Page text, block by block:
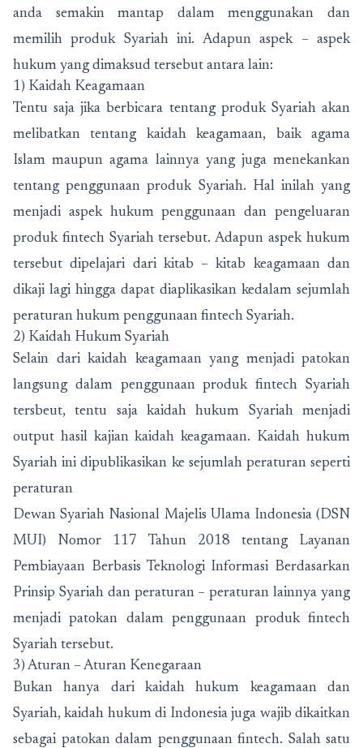
anda semakin mantap dalam menggunakan dan
memilih produk Syariah ini. Adapun aspek – aspek
hukum yang dimaksud tersebut antara lain:
1) Kaidah Keagamaan
Tentu saja jika berbicara tentang produk Syariah akan
melibatkan tentang kaidah keagamaan, baik agama
Islam maupun agama lainnya yang juga menekankan
tentang penggunaan produk Syariah. Hal inilah yang
menjadi aspek hukum penggunaan dan pengeluaran
produk fintech Syariah tersebut. Adapun aspek hukum
tersebut dipelajari dari kitab – kitab keagamaan dan
dikaji lagi hingga dapat diaplikasikan kedalam sejumlah
peraturan hukum penggunaan fintech Syariah.
2) Kaidah Hukum Syariah
Selain dari kaidah keagamaan yang menjadi patokan
langsung dalam penggunaan produk fintech Syariah
tersbeut, tentu saja kaidah hukum Syariah menjadi
output hasil kajian kaidah keagamaan. Kaidah hukum
Syariah ini dipublikasikan ke sejumlah peraturan seperti
peraturan
Dewan Syariah Nasional Majelis Ulama Indonesia (DSN
MUI) Nomor 117 Tahun 2018 tentang Layanan
Pembiayaan Berbasis Teknologi Informasi Berdasarkan
Prinsip Syariah dan peraturan – peraturan lainnya yang
menjadi patokan dalam penggunaan produk fintech
Syariah tersebut.
3) Aturan – Aturan Kenegaraan
Bukan hanya dari kaidah hukum keagamaan dan
Syariah, kaidah hukum di Indonesia juga wajib dikaitkan
sebagai patokan dalam penggunaan fintech. Salah satu